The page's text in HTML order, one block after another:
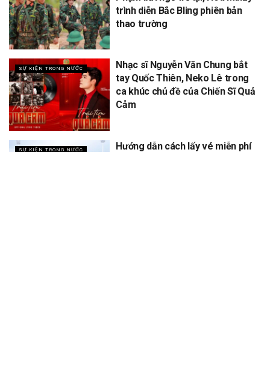
trình diễn Bắc Bling phiên bản
thao trường
SỰ KIỆN TRONG NƯỚC
Nhạc sĩ Nguyễn Văn Chung bắt
tay Quốc Thiên, Neko Lê trong
ca khúc chủ đề của Chiến Sĩ Quả
Cảm
SỰ KIỆN TRONG NƯỚC
Hướng dẫn cách lấy vé miễn phí